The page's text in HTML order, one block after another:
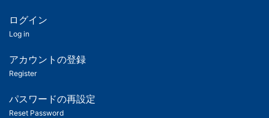
ツ
匿
名
ユ
ー
ログイン
Log in
アカウントの登録
Register
パスワードの再設定
Reset Password